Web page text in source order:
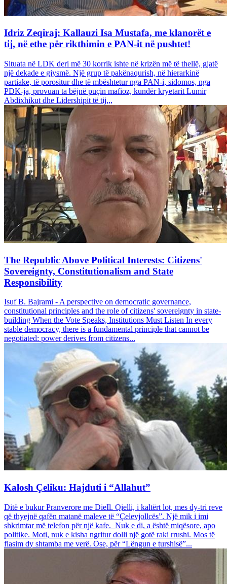
Idriz Zeqiraj: Kallauzi Isa Mustafa, me klanorët e
tij, në ethe për rikthimin e PAN-it në pushtet!
Situata në LDK deri më 30 korrik ishte në krizën më të thellë, gjatë
një dekade e gjysmë. Një grup të pakënaqurish, në hierarkinë
partiake, të porositur dhe të mbështetur nga PAN-i, sidomos, nga
PDK-ja, provuan ta bëjnë puçin mafioz, kundër kryetarit Lumir
Abdixhikut dhe Lidershipit të tij.,,
The Republic Above Political Interests: Citizens'
Sovereignty, Constitutionalism and State
Responsibility
Isuf B. Bajrami - A perspective on democratic governance,
constitutional principles and the role of citizens' sovereignty in state-
building When the Vote Speaks, Institutions Must Listen In every
stable democracy, there is a fundamental principle that cannot be
negotiated: power derives from citizens...
Kalosh Çeliku: Hajduti i “Allahut”
Ditë e bukur Pranverore me DieIl. Qielli, i kaltërt lot, mes dy-tri reve
që thyejnë qafën matanë maleve të “Çelevjollcës”. Një mik i imi
shkrimtar më telefon për një kafe. Nuk e di, a është miqësore, apo
politike. Moti, nuk e kisha ngritur dolli një gotë raki rrushi. Mos të
flasim dy shtamba me verë. Ose, për “Lëngun e turshisë”...